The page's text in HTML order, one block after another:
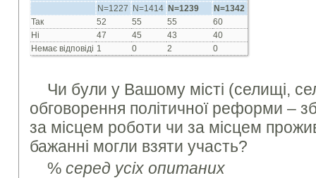
N=1227
N=1414 N=1239
N=1342
Так
52 55 55
60
Ні
47 45 43
40
Немає відповіді 1 0 2 0
Чи були у Вашому місті (селищі,
обговорення політичної реформи –
за місцем роботи чи за місцем
бажанні могли взяти участь?
%серед усіх опитаних